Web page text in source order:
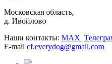
Московская область,
д. Ивойлово
Наши контакты: MAX
E-mail cf.everydog@gmail.com